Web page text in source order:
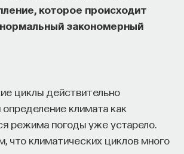
которое происходит
закономерный
циклы действительно
климата как
режима погоды уже устарело.
что климатических циклов много
РАБОТАЛИ